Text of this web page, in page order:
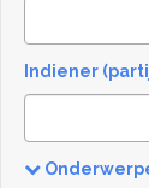
Indiener